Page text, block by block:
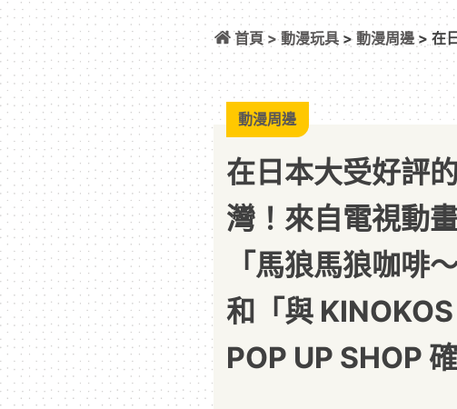
首頁 >動漫玩具 >動漫周邊 > 在
來自電視動畫《藍色監獄
～」和「與 KINOKOS 一
北舉辦！
動漫周邊
在日本大受好評
灣！來自電視動
「馬狼馬狼咖啡
和「與
POP UP SHOP